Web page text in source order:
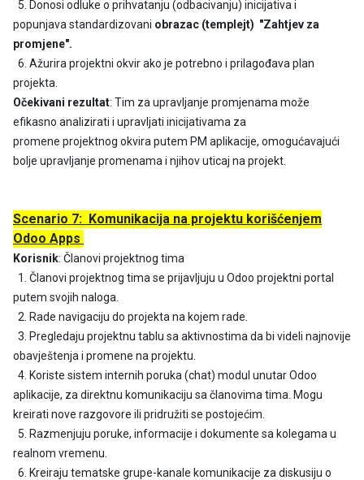
5. Donosi odluke o prihvatanju (odbacivanju) inicijativa i
popunjava standardizovani obrazac (templejt) "Zahtjev za
promjene".
6. Ažurira projektni okvir ako je potrebno i prilagođava plan
projekta.
Očekivani rezultat: Tim za upravljanje promjenama može
efikasno analizirati i upravljati inicijativama za
promene projektnog okvira putem PM aplikacije, omogućavajući
bolje upravljanje promenama i njihov uticaj na projekt.
Scenario 7: Komunikacija na projektu korišćenjem
Odoo Apps
Korisnik: Članovi projektnog tima
1. Članovi projektnog tima se prijavljuju u Odoo projektni portal
putem svojih naloga.
2. Rade navigaciju do projekta na kojem rade.
3. Pregledaju projektnu tablu sa aktivnostima da bi videli najnovije
obavještenja i promene na projektu.
4. Koriste sistem internih poruka (chat) modul unutar Odoo
aplikacije, za direktnu komunikaciju sa članovima tima. Mogu
kreirati nove razgovore ili pridružiti se postojećim.
5. Razmenjuju poruke, informacije i dokumente sa kolegama u
realnom vremenu.
6. Kreiraju tematske grupe-kanale komunikacije za diskusiju o